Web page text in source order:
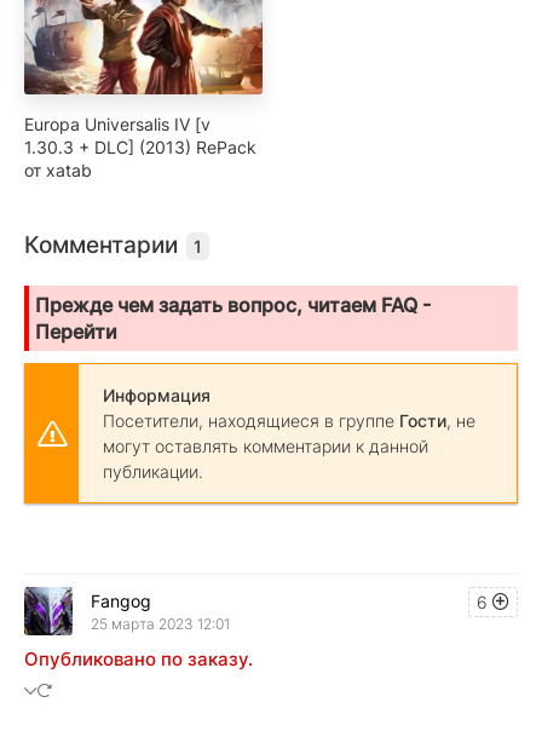
Europa Universalis IV [v
1.30.3 + DLC] (2013) RePack
от xatab
Комментарии 1
Прежде чем задать вопрос, читаем FAQ -
Перейти
Информация
Посетители, находящиеся в группе Гости, не
могут оставлять комментарии к данной
публикации.
6
Fangog
25 марта 2023 12:01
Опубликовано по заказу.